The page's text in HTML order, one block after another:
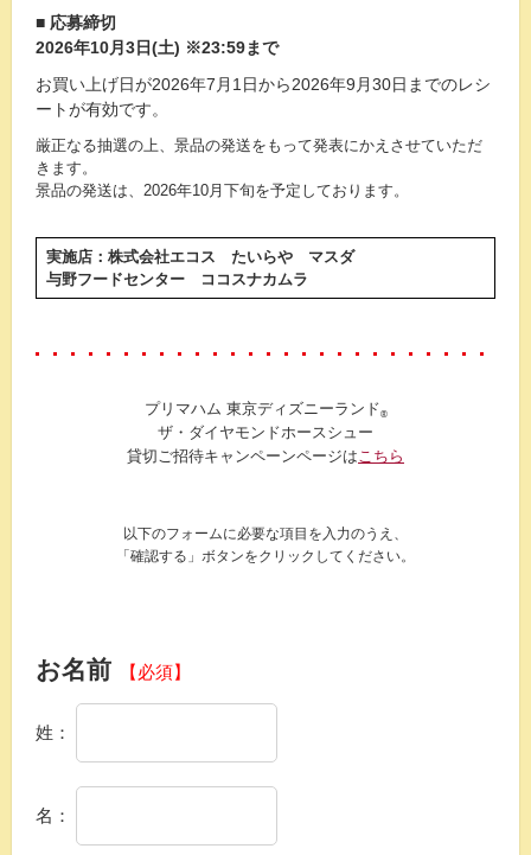
■ 応募締切
2026年10月3日(土) ※23:59まで
お買い上げ日が2026年7月1日から2026年9月30日 までのレシ
ートが有効です。
厳正なる抽選の上、景品の発送をもって発表にかえさせていただ
きます。
景品の発送は、 2026年10月下旬を予定しております。
実施店： 株式会社エコス たいらや マスダ
与野フードセンター ココスナカムラ
プリマハム 東京ディズニーランド®
ザ・ダイヤモンドホースシュー
貸切ご招待キャンペーンページは こちら
以下のフォームに必要な項目を入力のうえ、
「確認する」ボタンをクリックしてください。
お名前 【必須】
姓：
名：